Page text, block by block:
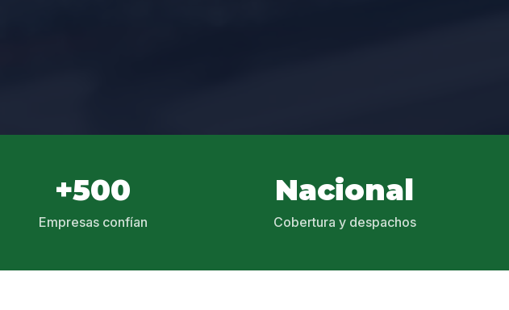
+500
Empresas confían
Nacional
Cobertura y despachos